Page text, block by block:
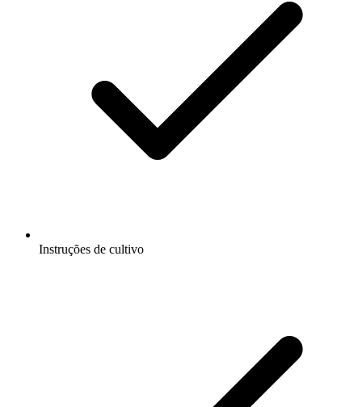
Instruções de cultivo